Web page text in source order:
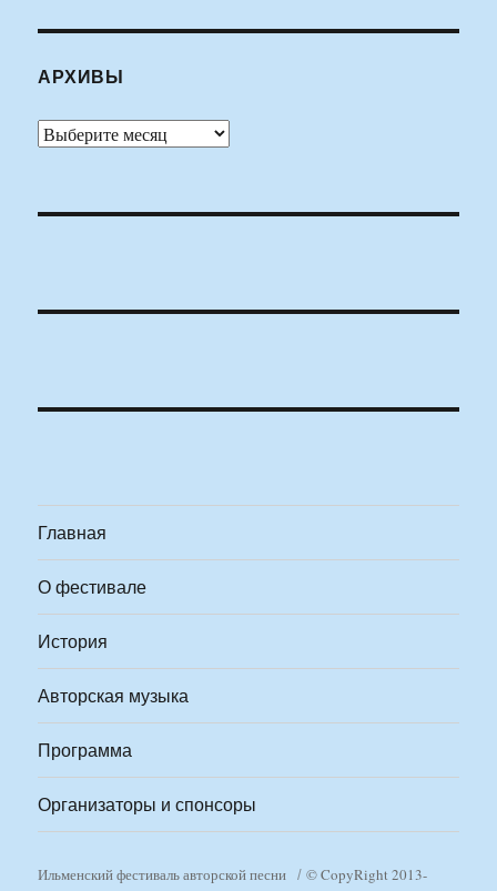
АРХИВЫ
Архивы
Главная
О фестивале
История
Авторская музыка
Программа
Организаторы и спонсоры
Ильменский фестиваль авторской песни
© CopyRight 2013-